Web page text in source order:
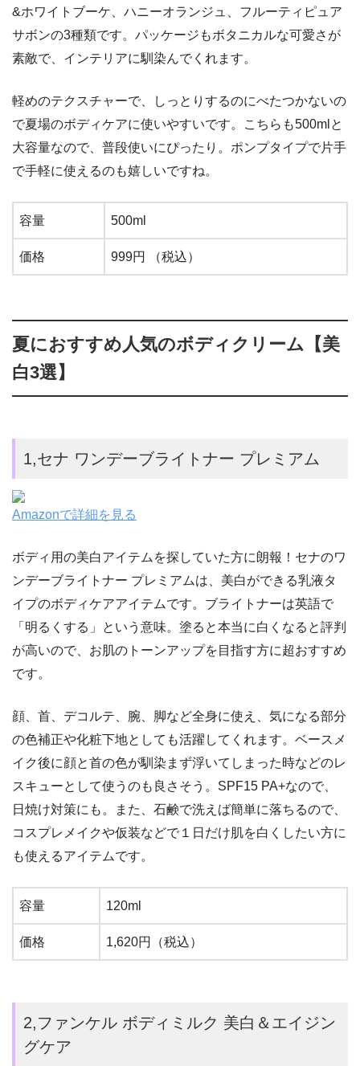
&ホワイトブーケ、ハニーオランジュ、フルーティピュア
サボンの3種類です。パッケージもボタニカルな可愛さが
素敵で、インテリアに馴染んでくれます。
軽めのテクスチャーで、しっとりするのにべたつかないの
で夏場のボディケアに使いやすいです。こちらも500mlと
大容量なので、普段使いにぴったり。ポンプタイプで片手
で手軽に使えるのも嬉しいですね。
容量 500ml
価格 999円 （税込）
夏におすすめ人気のボディクリーム【美
白3選】
1,セナ ワンデーブライトナー プレミアム
Amazonで詳細を見る
ボディ用の美白アイテムを探していた方に朗報！セナのワ
ンデーブライトナー プレミアムは、美白ができる乳液タ
イプのボディケアアイテムです。ブライトナーは英語で
「明るくする」という意味。塗ると本当に白くなると評判
が高いので、お肌のトーンアップを目指す方に超おすすめ
です。
顔、首、デコルテ、腕、脚など全身に使え、気になる部分
の色補正や化粧下地としても活躍してくれます。ベースメ
イク後に顔と首の色が馴染まず浮いてしまった時などのレ
スキューとして使うのも良さそう。SPF15 PA+なので、
日焼け対策にも。また、石鹸で洗えば簡単に落ちるので、
コスプレメイクや仮装などで１日だけ肌を白くしたい方に
も使えるアイテムです。
容量 120ml
価格 1,620円（税込）
2,ファンケル ボディミルク 美白＆エイジン
グケア